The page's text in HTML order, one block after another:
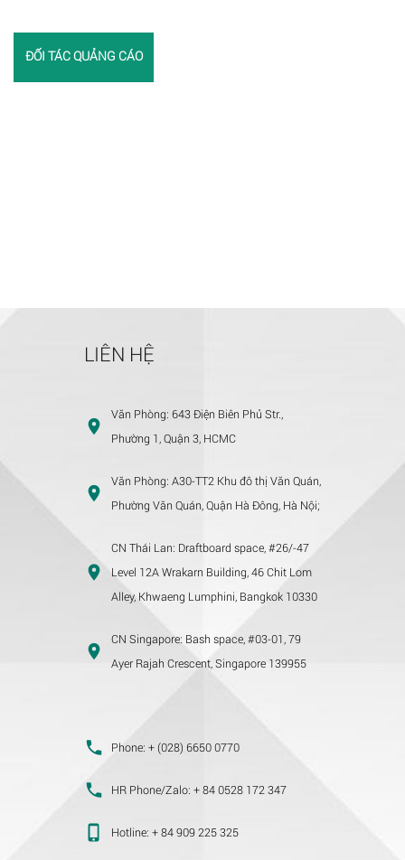
ĐỐI TÁC QUẢNG CÁO
LIÊN HỆ
Văn Phòng: 643 Điện Biên Phủ Str.,
Phường 1, Quận 3, HCMC
Văn Phòng: A30-TT2 Khu đô thị Văn Quán,
Phường Văn Quán, Quận Hà Đông, Hà Nội;
CN Thái Lan: Draftboard space, #26/-47
Level 12A Wrakarn Building, 46 Chit Lom
Alley, Khwaeng Lumphini, Bangkok 10330
CN Singapore: Bash space, #03-01, 79
Ayer Rajah Crescent, Singapore 139955
Phone: + (028) 6650 0770
HR Phone/Zalo: + 84 0528 172 347
Hotline: + 84 909 225 325